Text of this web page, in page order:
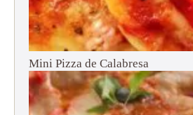
Mini Pizza de Calabresa